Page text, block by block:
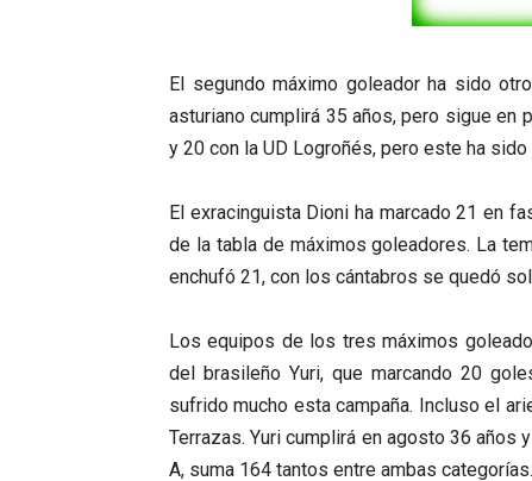
El segundo máximo goleador ha sido
asturiano cumplirá 35 años, pero sigue en
y 20 con la UD Logroñés, pero este ha sido
El exracinguista Dioni ha marcado 21 en
de la tabla de máximos goleadores. La
enchufó 21, con los cántabros se quedó
Los equipos de los tres máximos
del brasileño Yuri, que marcando 20
sufrido mucho esta campaña. Incluso el
Terrazas. Yuri cumplirá en agosto 36 años
A, suma 164 tantos entre ambas categorías.